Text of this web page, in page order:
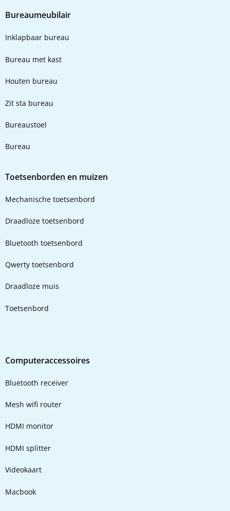
Bureaumeubilair
Inklapbaar bureau
Bureau met kast
Houten bureau
Zit sta bureau
Bureaustoel
Bureau
Toetsenborden en muizen
Mechanische toetsenbord
Draadloze toetsenbord
Bluetooth toetsenbord
Qwerty toetsenbord
Draadloze muis
Toetsenbord
Computeraccessoires
Bluetooth receiver
Mesh wifi router
HDMI monitor
HDMI splitter
Videokaart
Macbook